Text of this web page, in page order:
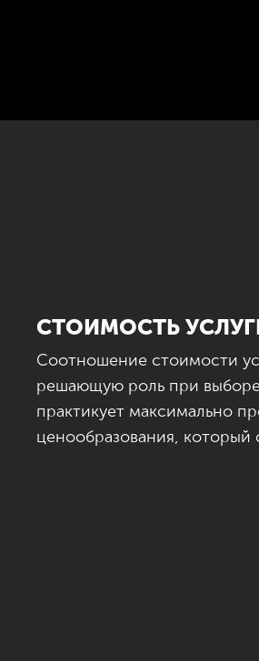
СТОИМОСТЬ
Соотношение стоимости
решающую роль при
практикует максимально
ценообразования, который